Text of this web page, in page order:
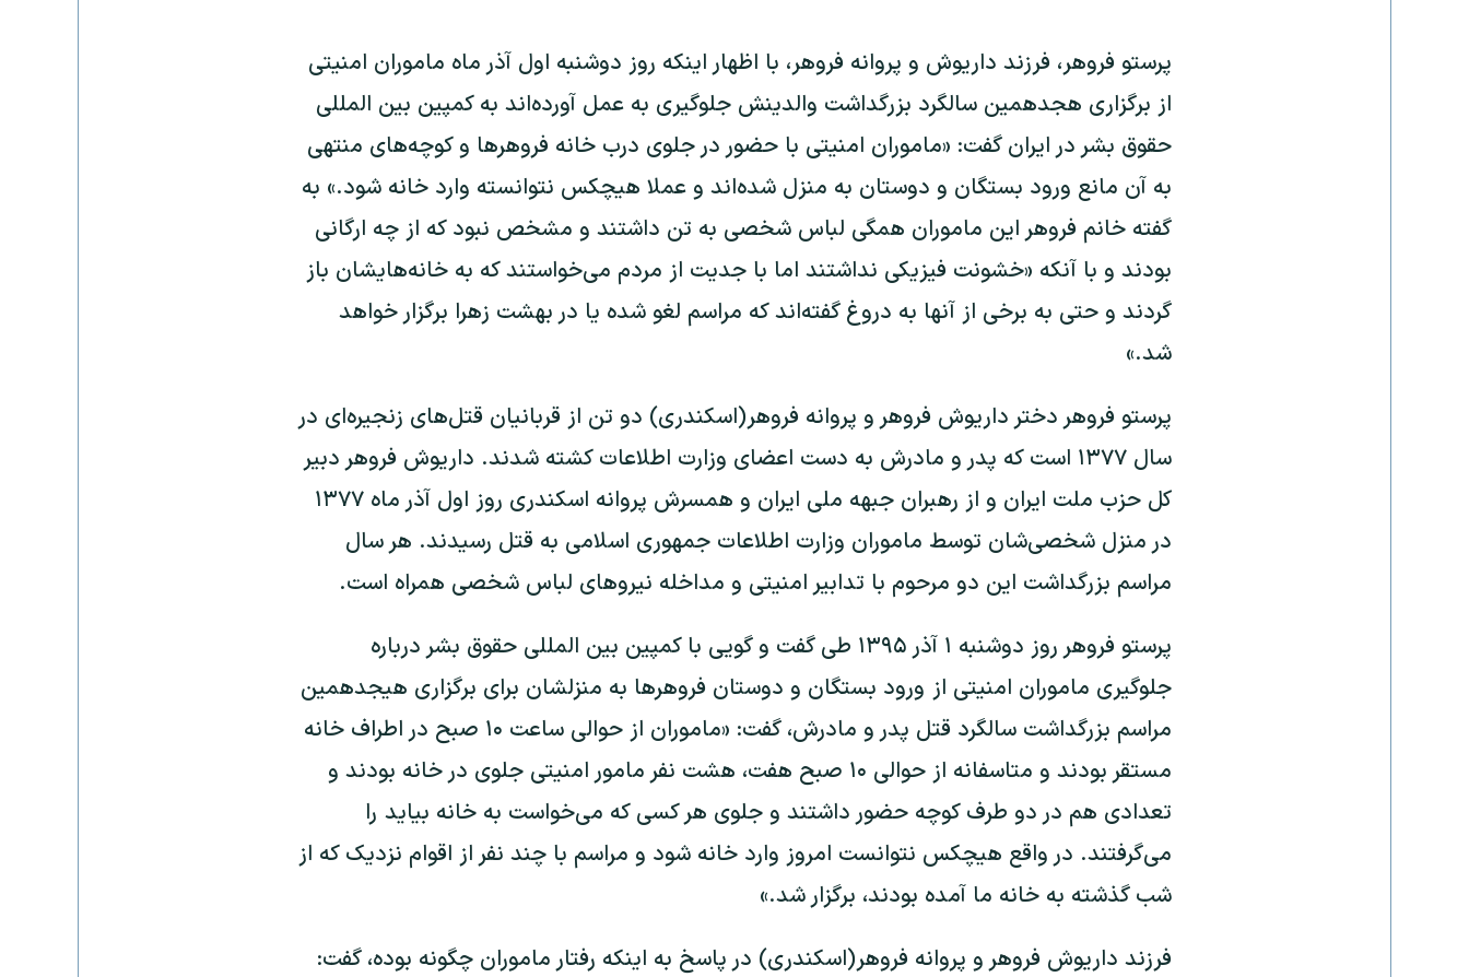
پرستو فروهر، فرزند داریوش و پروانه فروهر، با اظهار اینکه روز دوشنبه اول آذر ماه ماموران امنیتی
از برگزاری هجدهمین سالگرد بزرگداشت والدینش جلوگیری به عمل آورده‌اند به کمپین بین المللی
حقوق بشر در ایران گفت: «ماموران امنیتی با حضور در جلوی درب خانه فروهرها و کوچه‌های منتهی
به آن مانع ورود بستگان و دوستان به منزل شده‌اند و عملا هیچکس نتوانسته وارد خانه شود.» به
گفته خانم فروهر این ماموران همگی لباس شخصی به تن داشتند و مشخص نبود که از چه ارگانی
بودند و با آنکه «خشونت فیزیکی نداشتند اما با جدیت از مردم می‌خواستند که به خانه‌هایشان باز
گردند و حتی به برخی از آنها به دروغ گفته‌اند که مراسم لغو شده یا در بهشت زهرا برگزار خواهد
شد.»
پرستو فروهر دختر داریوش فروهر و پروانه فروهر(اسکندری) دو تن از قربانیان قتل‌های زنجیره‌ای در
سال ۱۳۷۷ است که پدر و مادرش به دست اعضای وزارت اطلاعات کشته شدند. داریوش فروهر دبیر
کل حزب ملت ایران و از رهبران جبهه ملی ایران و همسرش پروانه اسکندری روز اول آذر ماه ۱۳۷۷
در منزل شخصی‌شان توسط ماموران وزارت اطلاعات جمهوری اسلامی به قتل رسیدند. هر سال
مراسم بزرگداشت این دو مرحوم با تدابیر امنیتی و مداخله نیروهای لباس شخصی همراه است.
پرستو فروهر روز دوشنبه ۱ آذر ۱۳۹۵ طی گفت و گویی با کمپین بین المللی حقوق بشر درباره
جلوگیری ماموران امنیتی از ورود بستگان و دوستان فروهرها به منزل‎شان برای برگزاری هیجدهمین
مراسم بزرگداشت سالگرد قتل پدر و مادرش، گفت: «ماموران از حوالی ساعت ۱۰ صبح در اطراف خانه
مستقر بودند و متاسفانه از حوالی ۱۰ صبح هفت، هشت نفر مامور امنیتی جلوی در خانه بودند و
تعدادی هم در دو طرف کوچه حضور داشتند و جلوی هر کسی که می‌خواست به خانه بیاید را
می‌گرفتند. در واقع هیچکس نتوانست امروز وارد خانه شود و مراسم با چند نفر از اقوام نزدیک که از
شب گذشته به خانه ما آمده بودند، برگزار شد.»
فرزند داریوش فروهر و پروانه فروهر(اسکندری) در پاسخ به اینکه رفتار ماموران چگونه بوده، گفت: